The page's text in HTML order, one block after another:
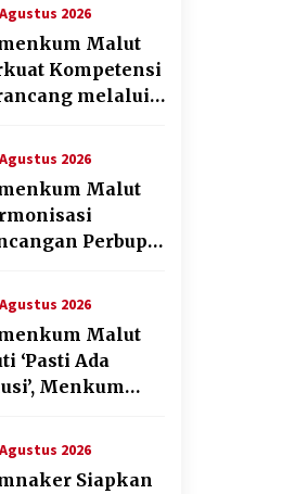
2026
Malut
Kompetensi
melalui
Produk
Daerah
2026
Malut
Perbup
Jasa pada BUMD
2026
Malut
‘Pasti Ada
Menkum
2026
Siapkan